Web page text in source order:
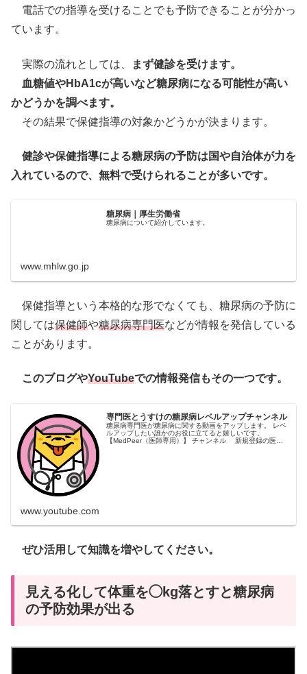
電話での指導を受けることでも予防できることが分かっ
ています。
実際の流れとしては、
まず健診を受けます。
血糖値やHbA1cが高いなど糖尿病になる可能性が高い
かどうかを調べます。
その結果で保健指導の対象かどうかが決まります。
健診や保健指導による糖尿病の予防は国や自治体が力を
入れているので、無料で受けられることが多いです。
糖尿病｜厚生労働省
糖尿病について紹介しています。
www.mhlw.go.jp
保健指導という本格的な形でなくても、糖尿病の予防に
関しては保健師や糖尿病専門医などが情報を発信している
ことがあります。
このブログやYouTubeでの情報発信もその一つです。
専門医とうすけの糖尿病レベルアップチャンネル
糖尿病専門医が糖尿病に関する動画をアップします。 レベ
ルアップしたい誰かのお役に立てると嬉しいです。
【MedPeer（医師専用）】 チャンネル 新規登録の医師
www.youtube.com
ぜひ活用して知識を増やしてください。
見える化して体重を◯kg落とすと糖尿病
の予防効果が出る